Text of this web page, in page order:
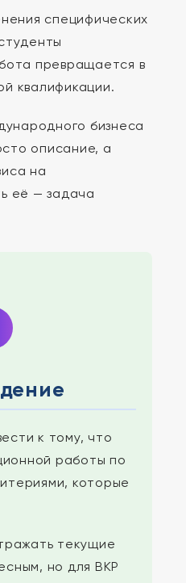
специфических
превращается в
квалификации.
бизнеса
описание, а
на
её — задача
к тому, что
работы по
которые
текущие
но для ВКР